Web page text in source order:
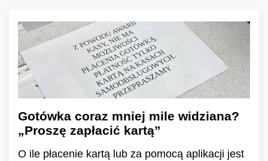
Gotówka coraz mniej mile widziana?
„Proszę zapłacić kartą”
O ile płacenie kartą lub za pomocą aplikacji jest